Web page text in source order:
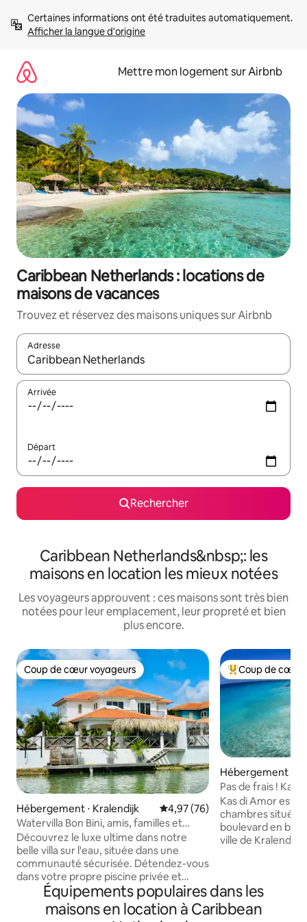
directement
Afficher la langue d'origine
Mettre mon logement sur Airbnb
Caribbean Netherlands : locations de
maisons de vacances
Trouvez et réservez des maisons uniques sur Airbnb
Adresse
Lorsque les résultats s'affichent, utilisez les flèches vers le
Arrivée
Départ
Rechercher
Caribbean Netherlands&nbsp;: les
maisons en location les mieux notées
Les voyageurs approuvent : ces maisons sont très bien
notées pour leur emplacement, leur propreté et bien
plus encore.
Coup de cœur voyageurs
Coup de cœur voyageurs
Hébergement ⋅ Kralendijk Évaluation moyenne sur la
4,97 (76)
Watervilla Bon Bini, amis, familles et
plongeurs !
Découvrez le luxe ultime dans notre
belle villa sur l'eau, située dans une
communauté sécurisée. Détendez-vous
dans votre propre piscine privée et
profitez du jardin luxuriant avec des
terrasses, une station de rinçage de
plongée et de plongée avec tuba
Coups de cœur
Coup de cœur
Hébergement ⋅
Pas de frais ! Kas
l'océan, à deux
Kas di Amor est
chambres située
boulevard en
ville de
extérieure, d'un
réservoir de
barbecue et d'un
Équipements populaires dans les
maisons en location à Caribbean